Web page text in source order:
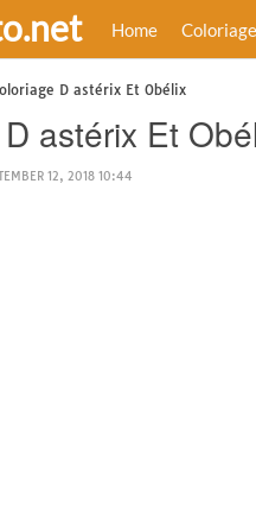
Home Coloriage
D astérix Et Obélix
astérix Et
12, 2018 10:44